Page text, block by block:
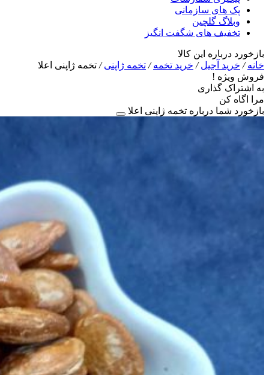
پک های سازمانی
وبلاگ گلچین
تخفیف های شگفت انگیز
بازخورد درباره این کالا
خانه/ خرید آجیل/ خرید تخمه/ تخمه ژاپنی/ تخمه ژاپنی اعلا
فروش ویژه !
به اشتراک گذاری
مرا اگاه کن
بازخورد شما درباره تخمه ژاپنی اعلا